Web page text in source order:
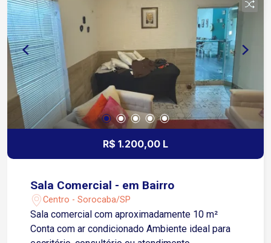
consultórios e profissionais liberais que buscam
um ambiente tranquilo e estruturado.
R$ 1.200,00 L
Sala Comercial - em Bairro
Centro - Sorocaba/SP
Sala comercial com aproximadamente 10 m²
Conta com ar condicionado Ambiente ideal para